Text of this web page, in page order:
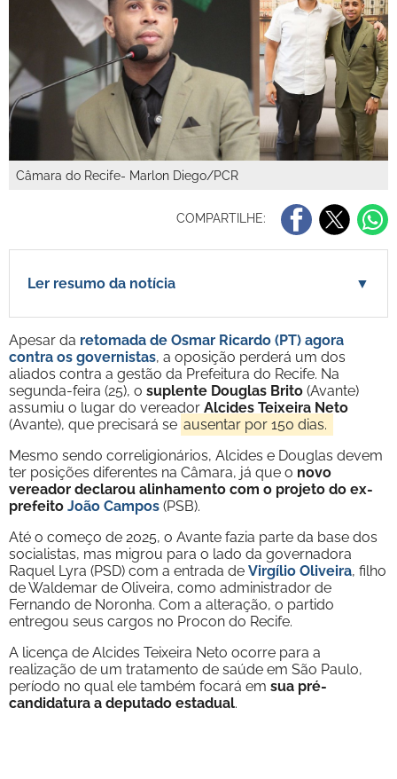
Câmara do Recife- Marlon Diego/PCR
COMPARTILHE:
Ler resumo da notícia ▼
Apesar da retomada de Osmar Ricardo (PT) agora
contra os governistas, a oposição perderá um dos
aliados contra a gestão da Prefeitura do Recife. Na
segunda-feira (25), o suplente Douglas Brito (Avante)
assumiu o lugar do vereador Alcides Teixeira Neto
(Avante), que precisará se ausentar por 150 dias.
Mesmo sendo correligionários, Alcides e Douglas devem
ter posições diferentes na Câmara, já que o novo
vereador declarou alinhamento com o projeto do ex-
prefeito João Campos (PSB).
Até o começo de 2025, o Avante fazia parte da base dos
socialistas, mas migrou para o lado da governadora
Raquel Lyra (PSD) com a entrada de Virgílio Oliveira, filho
de Waldemar de Oliveira, como administrador de
Fernando de Noronha. Com a alteração, o partido
entregou seus cargos no Procon do Recife.
A licença de Alcides Teixeira Neto ocorre para a
realização de um tratamento de saúde em São Paulo,
período no qual ele também focará em sua pré-
candidatura a deputado estadual.